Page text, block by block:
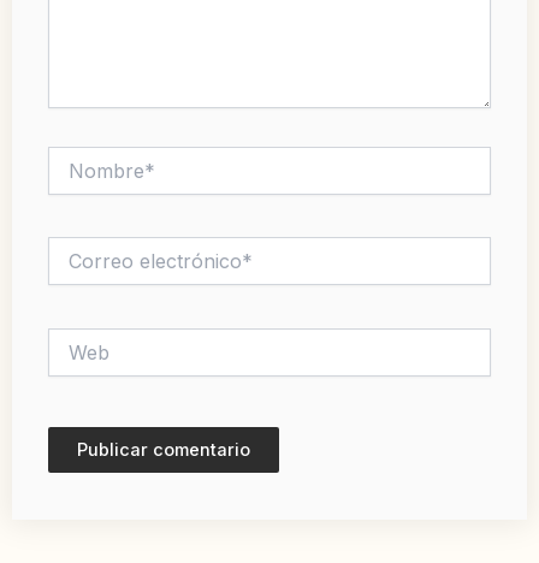
electrónico*